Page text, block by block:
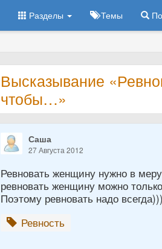
Разделы Темы
Высказывание
чтобы…»
Саша
27 Августа 2012
Ревновать женщину нужно в
ревновать женщину можно
Поэтому ревновать надо всегда)))
Ревность